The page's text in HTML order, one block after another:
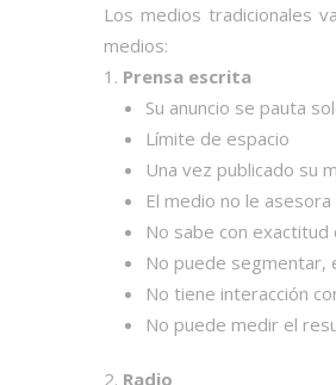
Los medios tradicionales
medios:
Prensa escrita
Su anuncio se pauta
Límite de espacio
Una vez publicado su
El medio no le
No sabe con
No puede segmentar,
No tiene interacción
No puede medir el
Radio